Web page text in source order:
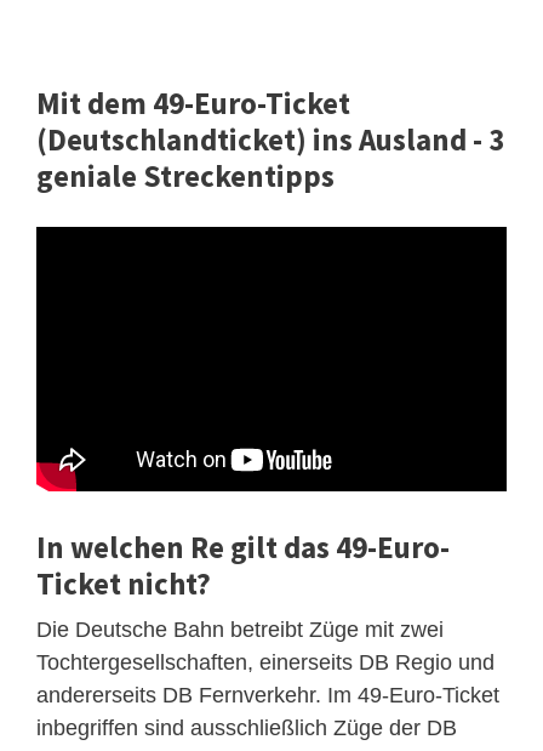
Mit dem 49-Euro-Ticket
(Deutschlandticket) ins Ausland - 3
geniale Streckentipps
In welchen Re gilt das 49-Euro-
Ticket nicht?
Die Deutsche Bahn betreibt Züge mit zwei
Tochtergesellschaften, einerseits DB Regio und
andererseits DB Fernverkehr. Im 49-Euro-Ticket
inbegriffen sind ausschließlich Züge der DB